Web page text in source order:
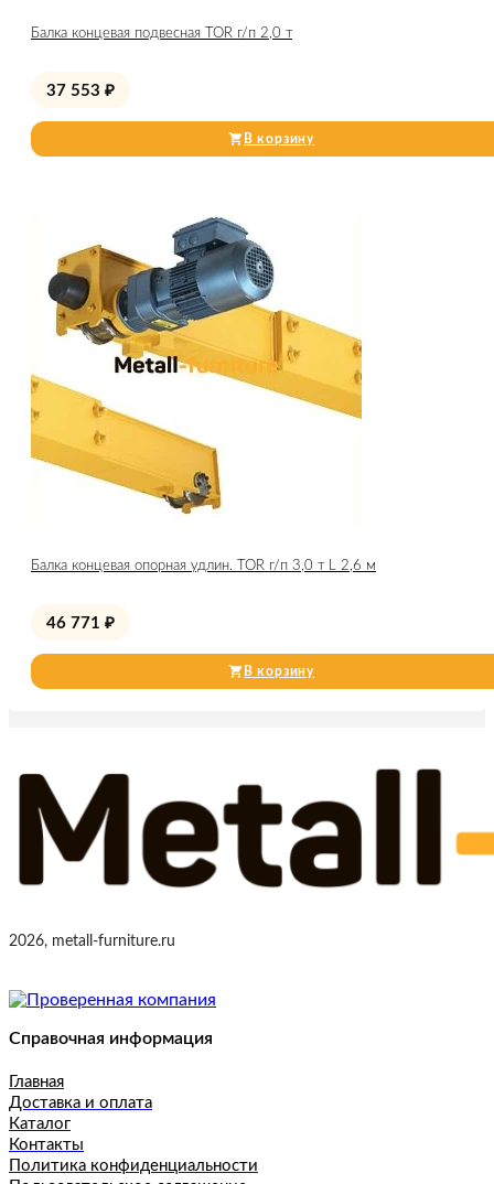
Балка концевая подвесная TOR г/п 2,0 т
37 553 ₽
В корзину
Балка концевая опорная удлин. TOR г/п 3,0 т L 2,6 м
46 771 ₽
В корзину
2026, metall-furniture.ru
Справочная информация
Главная
Доставка и оплата
Каталог
Контакты
Политика конфиденциальности